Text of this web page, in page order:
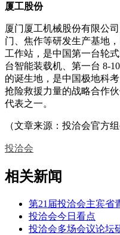
厦工股份
厦门厦工机械股份有限公
门、焦作等研发生产基地
工作站，是中国第一台轮
台智能装载机、第一台 8-
的诞生地，是中国极地科
抢险救援力量的战略合作
代表之一。
（文章来源：投洽会官方组
投洽会
相关新闻
第21届投洽会主宾省
投洽会今日看点
投洽会多场会议论坛